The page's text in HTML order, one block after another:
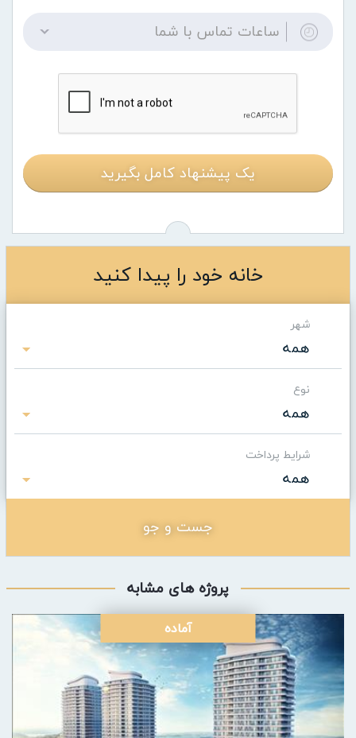
ساعات تماس با شما
یک پیشنهاد کامل بگیرید
خانه خود را پیدا کنید
شهر
همه
نوع
همه
شرایط پرداخت
همه
جست و جو
پروژه های مشابه
آماده